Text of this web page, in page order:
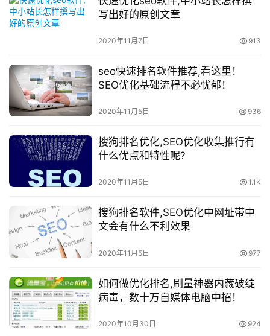
写出好的原创文章
2020年11月7日 913
seo快速排名软件推荐,看这里！
SEO优化基础流程不必忧郁！
2020年11月5日 936
搜狗排名优化,SEO优化收集推行有
什么优点和特性呢?
2020年11月5日 1.1K
搜狗排名软件,SEO优化中网址带中
文会有什么不利效果
2020年11月5日 977
如何做优化排名,刷量神器内藏破绽
病毒，数十万自媒体电脑中招！
2020年10月30日 924